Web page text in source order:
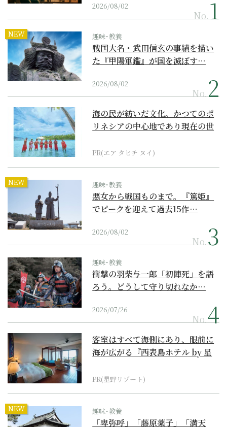
2026/08/02
No.
NEW 趣味･教養
戦国大名・武田信玄の事績を描い
た『甲陽軍鑑』が国を滅ぼす…
2026/08/02
No.
海の民が紡いだ文化。かつてのポ
リネシアの中心地であり現在の世
PR(エア タヒチ ヌイ)
NEW 趣味･教養
悪女から戦国ものまで。『篤姫』
でピークを迎えて過去15作…
2026/08/02
No.
趣味･教養
衝撃の羽柴与一郎「初陣死」を語
ろう。どうして守り切れなか…
2026/07/26
No.
客室はすべて海側にあり、眼前に
海が広がる『西表島ホテル by 星
PR(星野リゾート)
NEW 趣味･教養
「卑弥呼」「藤原薬子」「満天